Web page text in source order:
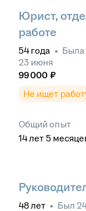
Юрист,
работе
54 года • Была
23 июня
99 000 ₽
Не ищет
Общий опыт
14лет 5
48лет • Был